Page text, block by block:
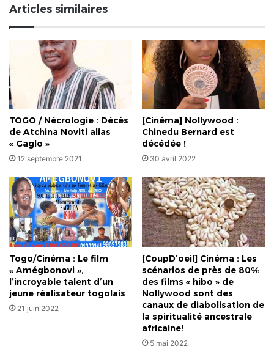
Articles similaires
TOGO / Nécrologie : Décès
de Atchina Noviti alias
« Gaglo »
12 septembre 2021
[Cinéma] Nollywood :
Chinedu Bernard est
décédée !
30 avril 2022
Togo/Cinéma : Le film
« Amégbonovi »,
l’incroyable talent d’un
jeune réalisateur togolais
21 juin 2022
[CoupD’oeil] Cinéma : Les
scénarios de près de 80%
des films « hibo » de
Nollywood sont des
canaux de diabolisation de
la spiritualité ancestrale
africaine!
5 mai 2022